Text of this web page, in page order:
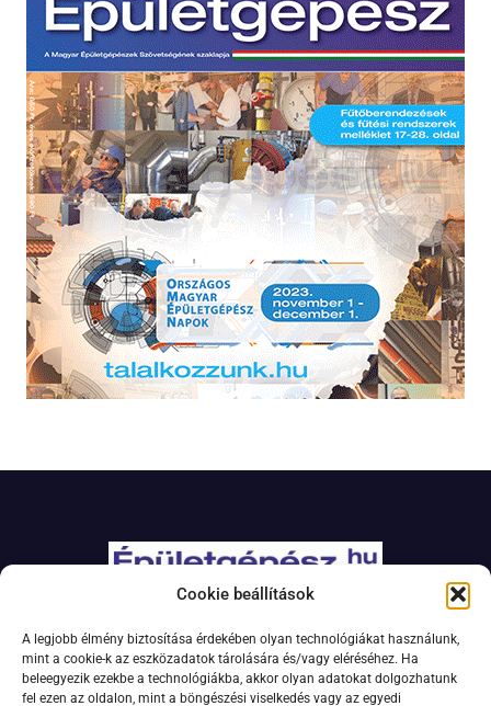
Cookie beállítások
A legjobb élmény biztosítása érdekében olyan technológiákat használunk,
mint a cookie-k az eszközadatok tárolására és/vagy eléréséhez. Ha
beleegyezik ezekbe a technológiákba, akkor olyan adatokat dolgozhatunk
fel ezen az oldalon, mint a böngészési viselkedés vagy az egyedi
Adatkezelési szabályzat
Jogi nyilatkozat
Kapcsolat